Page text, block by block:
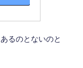
るのとないのと